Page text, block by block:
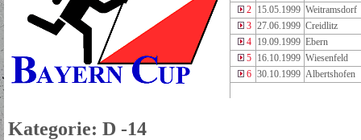
2
15.05.1999 Weitramsdorf
3 27.06.1999 Creidlitz
4
19.09.1999 Ebern
5
16.10.1999 Wiesenfeld
6 30.10.1999 Albertshofen
Kategorie: D -14